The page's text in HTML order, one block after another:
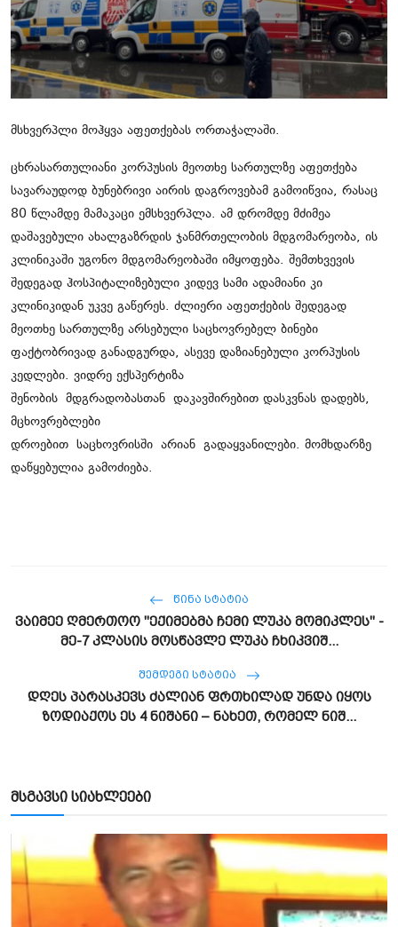
საკითხავი
მსხვერპლი მოჰყვა აფეთქებას ორთაჭალაში.
ცხრასართულიანი კორპუსის მეოთხე სართულზე აფეთქება
სავარაუდოდ ბუნებრივი აირის დაგროვებამ გამოიწვია, რასაც
80 წლამდე მამაკაცი ემსხვერპლა. ამ დრომდე მძიმეა
დაშავებული ახალგაზრდის ჯანმრთელობის მდგომარეობა, ის
კლინიკაში უგონო მდგომარეობაში იმყოფება. შემთხვევის
შედეგად ჰოსპიტალიზებული კიდევ სამი ადამიანი კი
კლინიკიდან უკვე გაწერეს. ძლიერი აფეთქების შედეგად
მეოთხე სართულზე არსებული საცხოვრებელ ბინები
ფაქტობრივად განადგურდა, ასევე დაზიანებული კორპუსის
კედლები. ვიდრე ექსპერტიზა
შენობის მდგრადობასთან დაკავშირებით დასკვნას დადებს,
მცხოვრებლები
დროებით საცხოვრისში არიან გადაყვანილები. მომხდარზე
დაწყებულია გამოძიება.
ᲬᲘᲜᲐ ᲡᲢᲐᲢᲘᲐ
ვაიმეე ღმერთოო "ექიმებმა ჩემი ლუკა მომიკლეს" -
მე-7 კლასის მოსწავლე ლუკა ჩხიკვიშ...
ᲨᲔᲛᲓᲔᲒᲘ ᲡᲢᲐᲢᲘᲐ
დღეს პარასკევს ძალიან ფრთხილად უნდა იყოს
ზოდიაქოს ეს 4 ნიშანი – ნახეთ, რომელ ნიშ...
მსგავსი სიახლეები